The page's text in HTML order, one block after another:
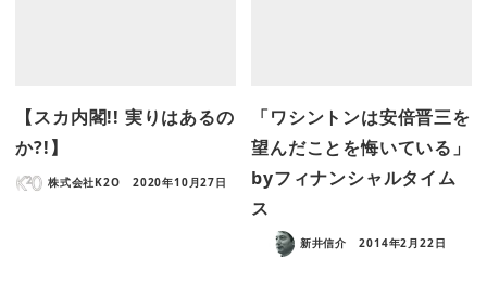
【スカ内閣!! 実りはあるの
か?!】
株式会社K2O 2020年10月27日
「ワシントンは安倍晋三を
望んだことを悔いている」
byフィナンシャルタイム
ス
新井信介 2014年2月22日